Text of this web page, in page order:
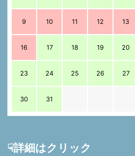
9 10 11 12 13
16 17 18 19 20
23 24 25 26 27
30 31
☟詳細はクリック